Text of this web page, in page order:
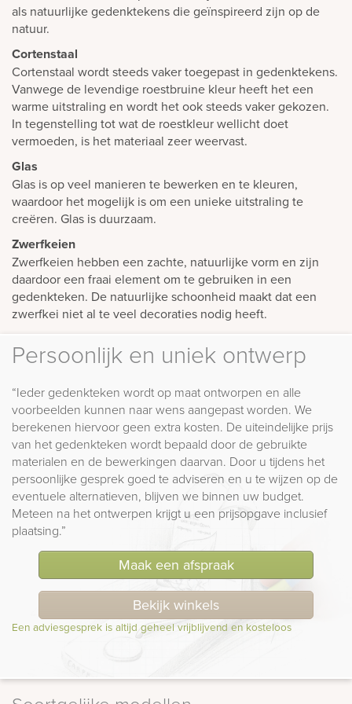
als natuurlijke gedenktekens die geïnspireerd zijn op de
natuur.
Cortenstaal
Cortenstaal wordt steeds vaker toegepast in gedenktekens.
Vanwege de levendige roestbruine kleur heeft het een
warme uitstraling en wordt het ook steeds vaker gekozen.
In tegenstelling tot wat de roestkleur wellicht doet
vermoeden, is het materiaal zeer weervast.
Glas
Glas is op veel manieren te bewerken en te kleuren,
waardoor het mogelijk is om een unieke uitstraling te
creëren. Glas is duurzaam.
Zwerfkeien
Zwerfkeien hebben een zachte, natuurlijke vorm en zijn
daardoor een fraai element om te gebruiken in een
gedenkteken. De natuurlijke schoonheid maakt dat een
zwerfkei niet al te veel decoraties nodig heeft.
Persoonlijk en uniek ontwerp
“Ieder gedenkteken wordt op maat ontworpen en alle
voorbeelden kunnen naar wens aangepast worden. We
berekenen hiervoor geen extra kosten. De uiteindelijke prijs
van het gedenkteken wordt bepaald door de gebruikte
materialen en de bewerkingen daarvan. Door u tijdens het
persoonlijke gesprek goed te adviseren en u te wijzen op de
eventuele alternatieven, blijven we binnen uw budget.
Meteen na het ontwerpen krijgt u een prijsopgave inclusief
plaatsing.”
Maak een afspraak
Bekijk winkels
Een adviesgesprek is altijd geheel vrijblijvend en kosteloos